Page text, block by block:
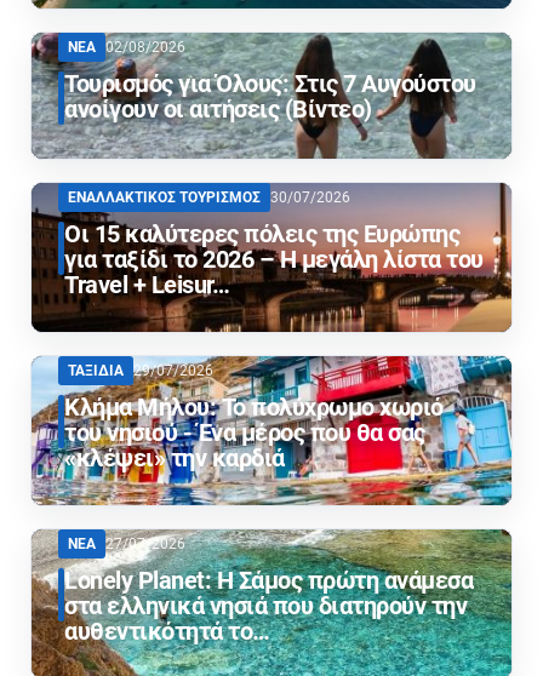
ΝΕΑ 02/08/2026
Τουρισμός για Όλους: Στις 7 Αυγούστου
ανοίγουν οι αιτήσεις (Βίντεο)
ΕΝΑΛΛΑΚΤΙΚΟΣ ΤΟΥΡΙΣΜΟΣ 30/07/2026
Οι 15 καλύτερες πόλεις της Ευρώπης
για ταξίδι το 2026 – Η μεγάλη λίστα του
Travel + Leisur…
ΤΑΞΙΔΙΑ 29/07/2026
Κλήμα Μήλου: Το πολύχρωμο χωριό
του νησιού - Ένα μέρος που θα σας
«κλέψει» την καρδιά
ΝΕΑ 27/07/2026
Lonely Planet: Η Σάμος πρώτη ανάμεσα
στα ελληνικά νησιά που διατηρούν την
αυθεντικότητά το…